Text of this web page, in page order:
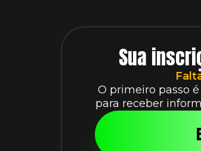
Sua
O primeiro passo
para receber